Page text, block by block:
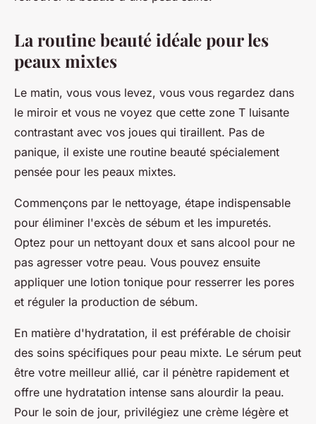
La routine beauté idéale pour les
peaux mixtes
Le matin, vous vous levez, vous vous regardez dans
le miroir et vous ne voyez que cette zone T luisante
contrastant avec vos joues qui tiraillent. Pas de
panique, il existe une routine beauté spécialement
pensée pour les peaux mixtes.
Commençons par le nettoyage, étape indispensable
pour éliminer l'excès de sébum et les impuretés.
Optez pour un nettoyant doux et sans alcool pour ne
pas agresser votre peau. Vous pouvez ensuite
appliquer une lotion tonique pour resserrer les pores
et réguler la production de sébum.
En matière d'hydratation, il est préférable de choisir
des soins spécifiques pour peau mixte. Le sérum peut
être votre meilleur allié, car il pénètre rapidement et
offre une hydratation intense sans alourdir la peau.
Pour le soin de jour, privilégiez une crème légère et